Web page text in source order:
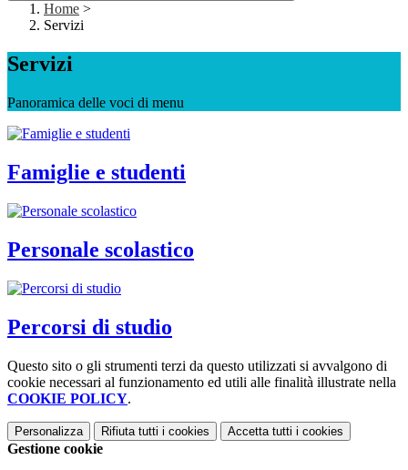
Home >
Servizi
Servizi
Panoramica delle voci di menu
Famiglie e studenti
Personale scolastico
Percorsi di studio
Questo sito o gli strumenti terzi da questo utilizzati si avvalgono di
cookie necessari al funzionamento ed utili alle finalità illustrate nella
COOKIE POLICY.
Personalizza Rifiuta tutti i cookies Accetta tutti i cookies
Gestione cookie